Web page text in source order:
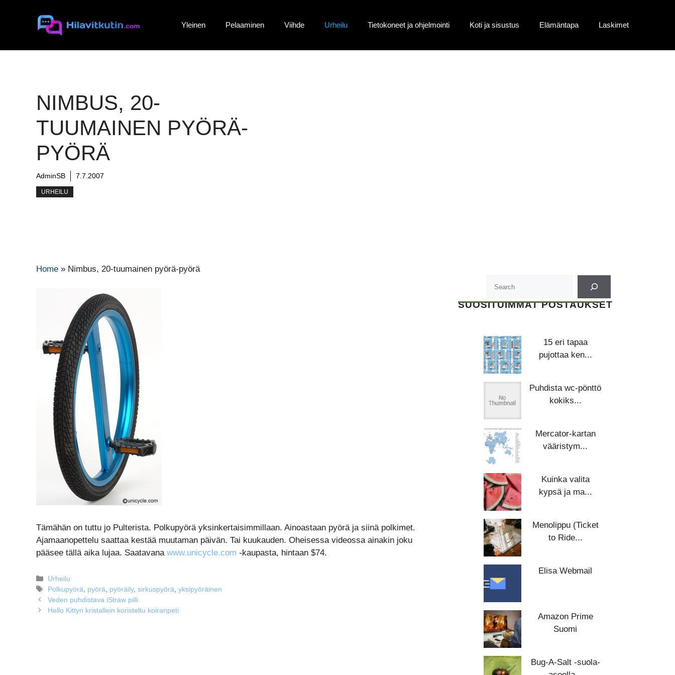
Yleinen Pelaaminen Viihde Urheilu Tietokoneet ja ohjelmointi Koti ja sisustus Elämäntapa Laskimet
NIMBUS, 20-
TUUMAINEN PYÖRÄ-
PYÖRÄ
AdminSB 7.7.2007
URHEILU
Home » Nimbus, 20-tuumainen pyörä-pyörä
Tämähän on tuttu jo Pulterista. Polkupyörä yksinkertaisimmillaan. Ainoastaan pyörä ja siinä polkimet.
Ajamaanopettelu saattaa kestää muutaman päivän. Tai kuukauden. Oheisessa videossa ainakin joku
pääsee tällä aika lujaa. Saatavana www.unicycle.com -kaupasta, hintaan $74.
Kategoriat
Urheilu
Avainsanat
Polkupyörä pyörä pyöräily,sirkuspyörä ,yksipyöräinen
Veden puhdistava iStraw pilli
Hello Kittyn kristallein koristeltu koiranpeti
SUOSITUIMMAT POSTAUKSET
15 eri tapaa
pujottaa ken...
Puhdista wc-pönttö
kokiks...
Mercator-kartan
vääristym...
Kuinka valita
kypsä ja ma...
Menolippu (Ticket
to Ride...
Elisa Webmail
Amazon Prime
Suomi
Bug-A-Salt -suola-